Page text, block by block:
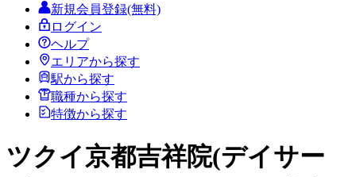
新規会員登録(無料)
ログイン
ヘルプ
エリアから探す
駅から探す
職種から探す
特徴から探す
ツクイ京都吉祥院(デイサー